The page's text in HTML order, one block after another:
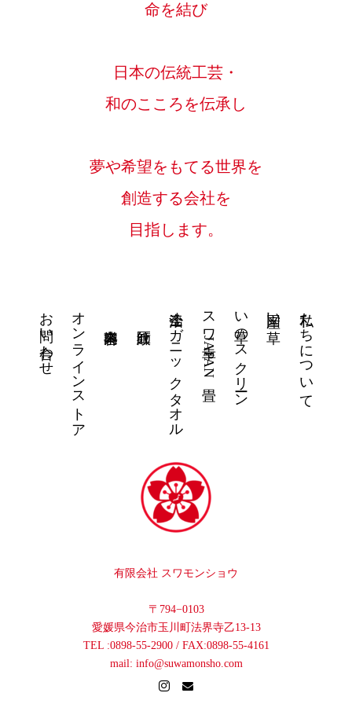
命を結び
日本の伝統工芸・
和のこころを伝承し
夢や希望をもてる世界を
創造する会社を
目指します。
私たちについて
国産い草
い草のスクリーン
スワ幸JAPAN畳
今治オーガニックタオル
オンラインストア
お問い合わせ
有限会社 スワモンショウ
〒794−0103
愛媛県今治市玉川町法界寺乙13-13
TEL :0898-55-2900 / FAX:0898-55-4161
mail: info@suwamonsho.com